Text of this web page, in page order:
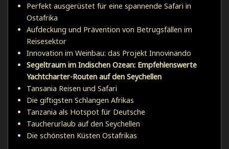
Perfekt ausgerüstet für eine spannende Safari in
Ostafrika
Aufdeckung und Prävention von Betrugsfällen im
Reisesektor
Innovation im Weinbau: das Projekt Innovinando
Segeltraum im Indischen Ozean: Empfehlenswerte
Yachtcharter-Routen auf den Seychellen
Tansania Reisen und Safari
Die giftigsten Schlangen Afrikas
Tanzania als Hotspot für Deutsche
Taucherurlaub auf den Seychellen
Die schönsten Küsten Ostafrikas